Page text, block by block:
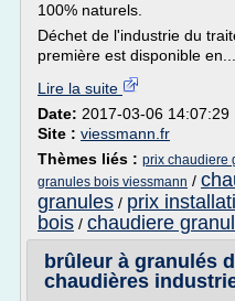
100% naturels.
Déchet de l'industrie du
première est disponible en...
Lire la suite
Date: 2017-03-06 14:07:29
Site : viessmann.fr
Thèmes liés : prix chaudiere
granules bois viessmann /
granules / prix
bois / chaudiere
brûleur à granulés
chaudières